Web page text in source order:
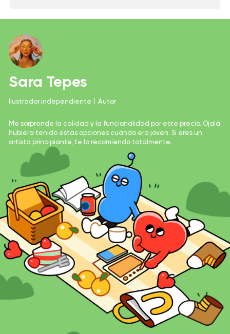
Sara Tepes
Ilustrador independiente丨Autor
Me sorprende la calidad y la funcionalidad por este precio. Ojalá
hubiera tenido estas opciones cuando era joven. Si eres un
artista principiante, te lo recomiendo totalmente.